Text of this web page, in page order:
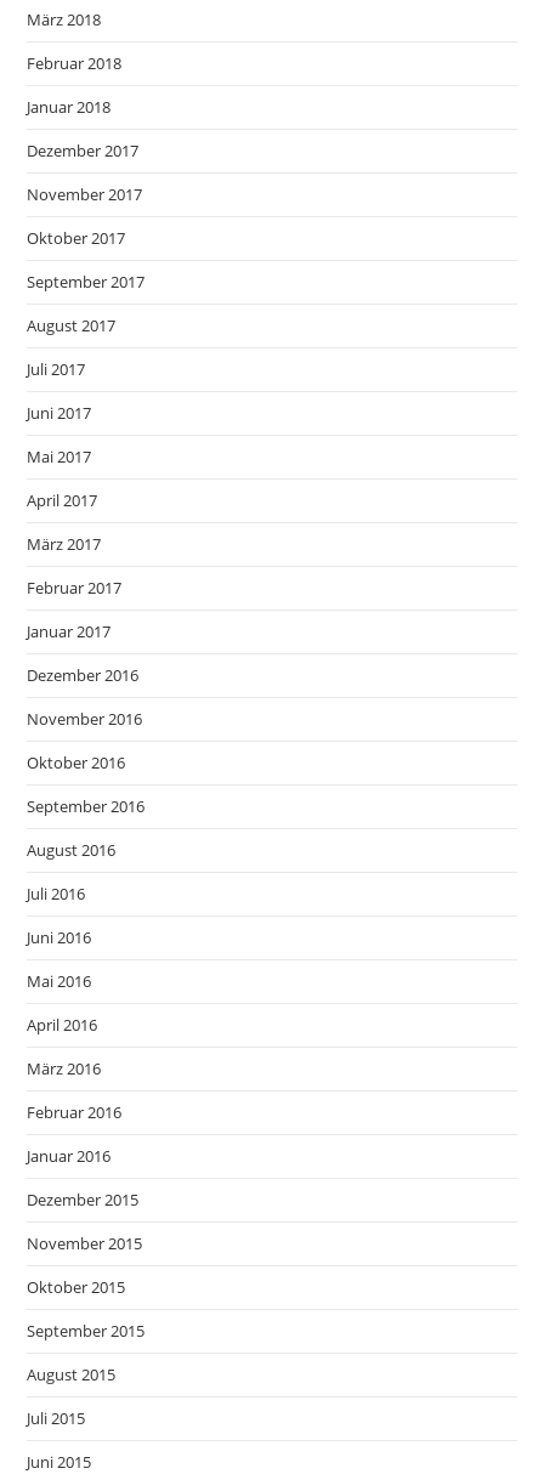
März 2018
Februar 2018
Januar 2018
Dezember 2017
November 2017
Oktober 2017
September 2017
August 2017
Juli 2017
Juni 2017
Mai 2017
April 2017
März 2017
Februar 2017
Januar 2017
Dezember 2016
November 2016
Oktober 2016
September 2016
August 2016
Juli 2016
Juni 2016
Mai 2016
April 2016
März 2016
Februar 2016
Januar 2016
Dezember 2015
November 2015
Oktober 2015
September 2015
August 2015
Juli 2015
Juni 2015